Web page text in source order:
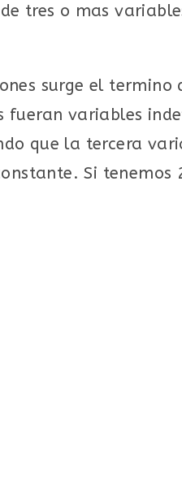
tres o mas
surge el
fueran variables
que la tercera
Si tenemos